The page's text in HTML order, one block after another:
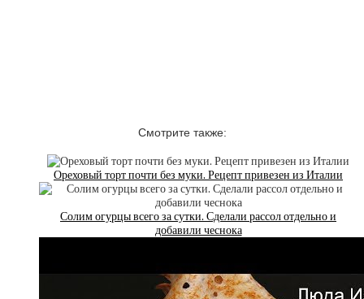
Смотрите также:
Ореховый торт почти без муки. Рецепт привезен из Италии
Солим огурцы всего за сутки. Сделали рассол отдельно и
добавили чеснока